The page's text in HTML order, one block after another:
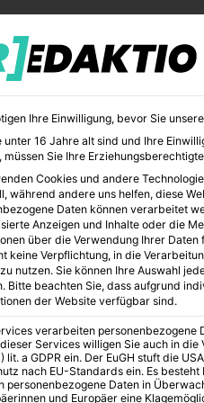
BILDUNG KUNST
und
Ihre Einwilligung, bevor Sie
unter 16 Jahre alt sind und Ihre
müssen Sie Ihre
Cookies und andere
während andere uns helfen, diese
Daten können verarbeitet
Anzeigen und Inhalte oder die
über die Verwendung Ihrer Daten
keine Verpflichtung, in die
nutzen. Sie können Ihre Auswahl
Bitte beachten Sie, dass aufgrund
der Website verfügbar sind.
verarbeiten personenbezogene
Services willigen Sie auch in
lit. a GDPR ein. Der EuGH stuft die
nach EU-Standards ein. Es
personenbezogene Daten in
und Europäer eine